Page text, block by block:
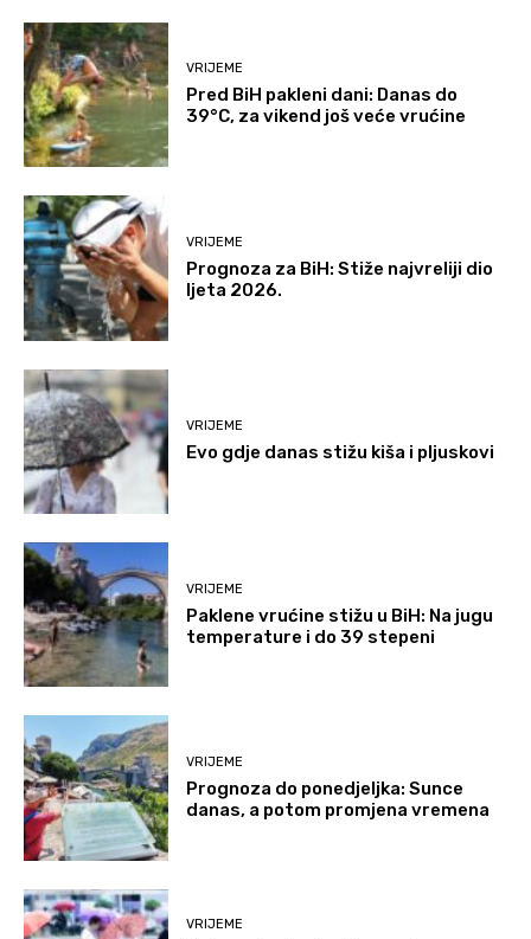
VRIJEME
Pred BiH pakleni dani: Danas do
39°C, za vikend još veće vrućine
VRIJEME
Prognoza za BiH: Stiže najvreliji dio
ljeta 2026.
VRIJEME
Evo gdje danas stižu kiša i pljuskovi
VRIJEME
Paklene vrućine stižu u BiH: Na jugu
temperature i do 39 stepeni
VRIJEME
Prognoza do ponedjeljka: Sunce
danas, a potom promjena vremena
VRIJEME